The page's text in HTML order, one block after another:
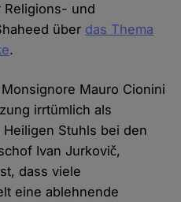
Religions- und
über das Thema
.
Mauro Cionini
irrtümlich als
Stuhls bei den
Ivan Jurkovič,
dass viele
eine ablehnende